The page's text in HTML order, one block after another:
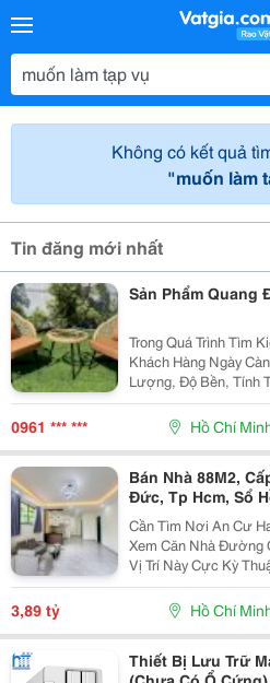
Không có kết quả
"muốn làm
Tin đăng mới nhất
Sản Phẩm Quang
Trong Quá Trình Tìm
Khách Hàng Ngày
Lượng, Độ Bền, Tính
Thay Vì Chỉ Dựa Vào
Người Bán, Nhiều
Thông Tin...
0961 *** *** Hồ Chí
Bán Nhà 88M2,
Đức, Tp Hcm, Sổ
Cần Tìm Nơi An Cư
Xem Căn Nhà Đường
Vị Trí Này Cực Kỳ
Nhanh Chóng, Cực
3,89 tỷ Hồ Chí
Thiết Bị Lưu Trữ